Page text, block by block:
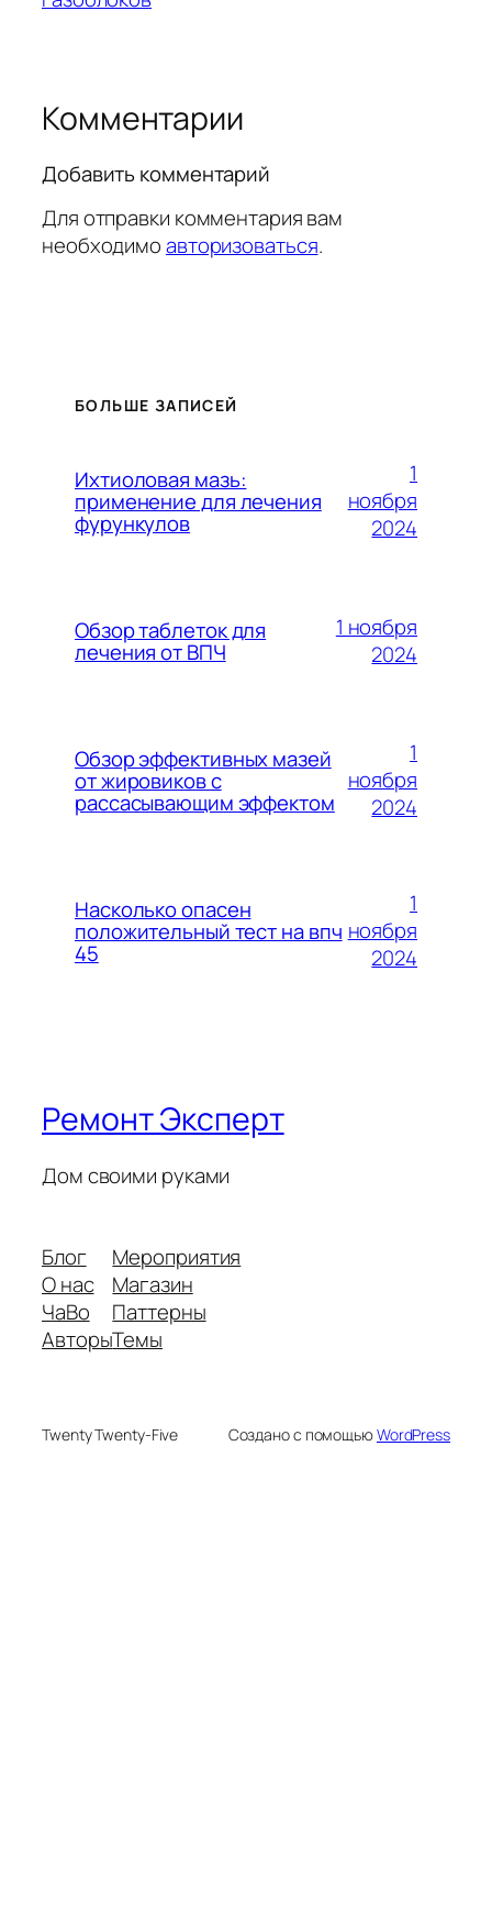
Комментарии
Добавить комментарий
Для отправки комментария вам
необходимоавторизоваться.
БОЛЬШЕ ЗАПИСЕЙ
Ихтиоловая мазь:
применение для лечения
фурункулов
1
ноября
2024
Обзор таблеток для
лечения от ВПЧ
1 ноября
2024
Обзор эффективных мазей
от жировиков с
рассасывающим эффектом
1
ноября
2024
Насколько опасен
положительный тест на впч
45
1
ноября
2024
Ремонт Эксперт
Дом своими руками
Блог
О нас
ЧаВо
Авторы
Мероприятия
Магазин
Паттерны
Темы
Twenty Twenty-Five Создано с помощьюWordPress